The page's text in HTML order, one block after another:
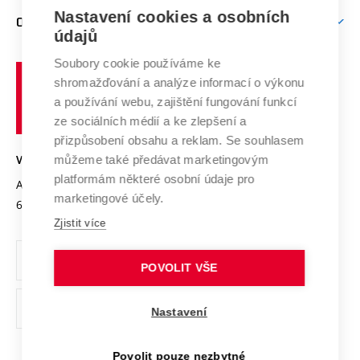
E-přihláška
Doktorské studium
Podpora podnikání
Mezinárodní vědecká rada
Systém zajišťování kvality výzkumu
Výzkumné infrastruktury
Transfer znalostí
Open Science
Projekty
Projekty ze strukturálních fondů
Specifický výzkum
Zahraniční spolupráce
Spolupráce se školami
Služby univerzity
Mezinárodní dohody
Univerzitní sítě
O UNIVERZITĚ
Profil univerzity
Udržitelná univerzita
Podnikavá univerzita / ContriBUTe
Bezpečná univerzita
Vyznamenání
Organizační struktura
Ochrana osobních údajů
odkaz)
učení
technické
VYSOKÉ UČENÍ TECHNICKÉ V BRNĚ
Antonínská 548/1
602 00 Brno
www.vut.cz
vut@vutbr.cz
Nastavení cookies a osobních
údajů
Soubory cookie používáme ke
shromažďování a analýze informací o výkonu
a používání webu, zajištění fungování funkcí
ze sociálních médií a ke zlepšení a
přizpůsobení obsahu a reklam. Se souhlasem
můžeme také předávat marketingovým
platformám některé osobní údaje pro
marketingové účely.
Zjistit více
POVOLIT VŠE
Nastavení
Povolit pouze nezbytné